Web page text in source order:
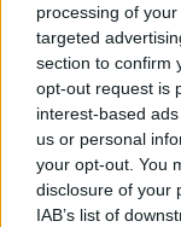
processing of
targeted
section to confirm
opt-out request is
interest-based
us or personal
your opt-out. You
disclosure of your
IAB’s list of